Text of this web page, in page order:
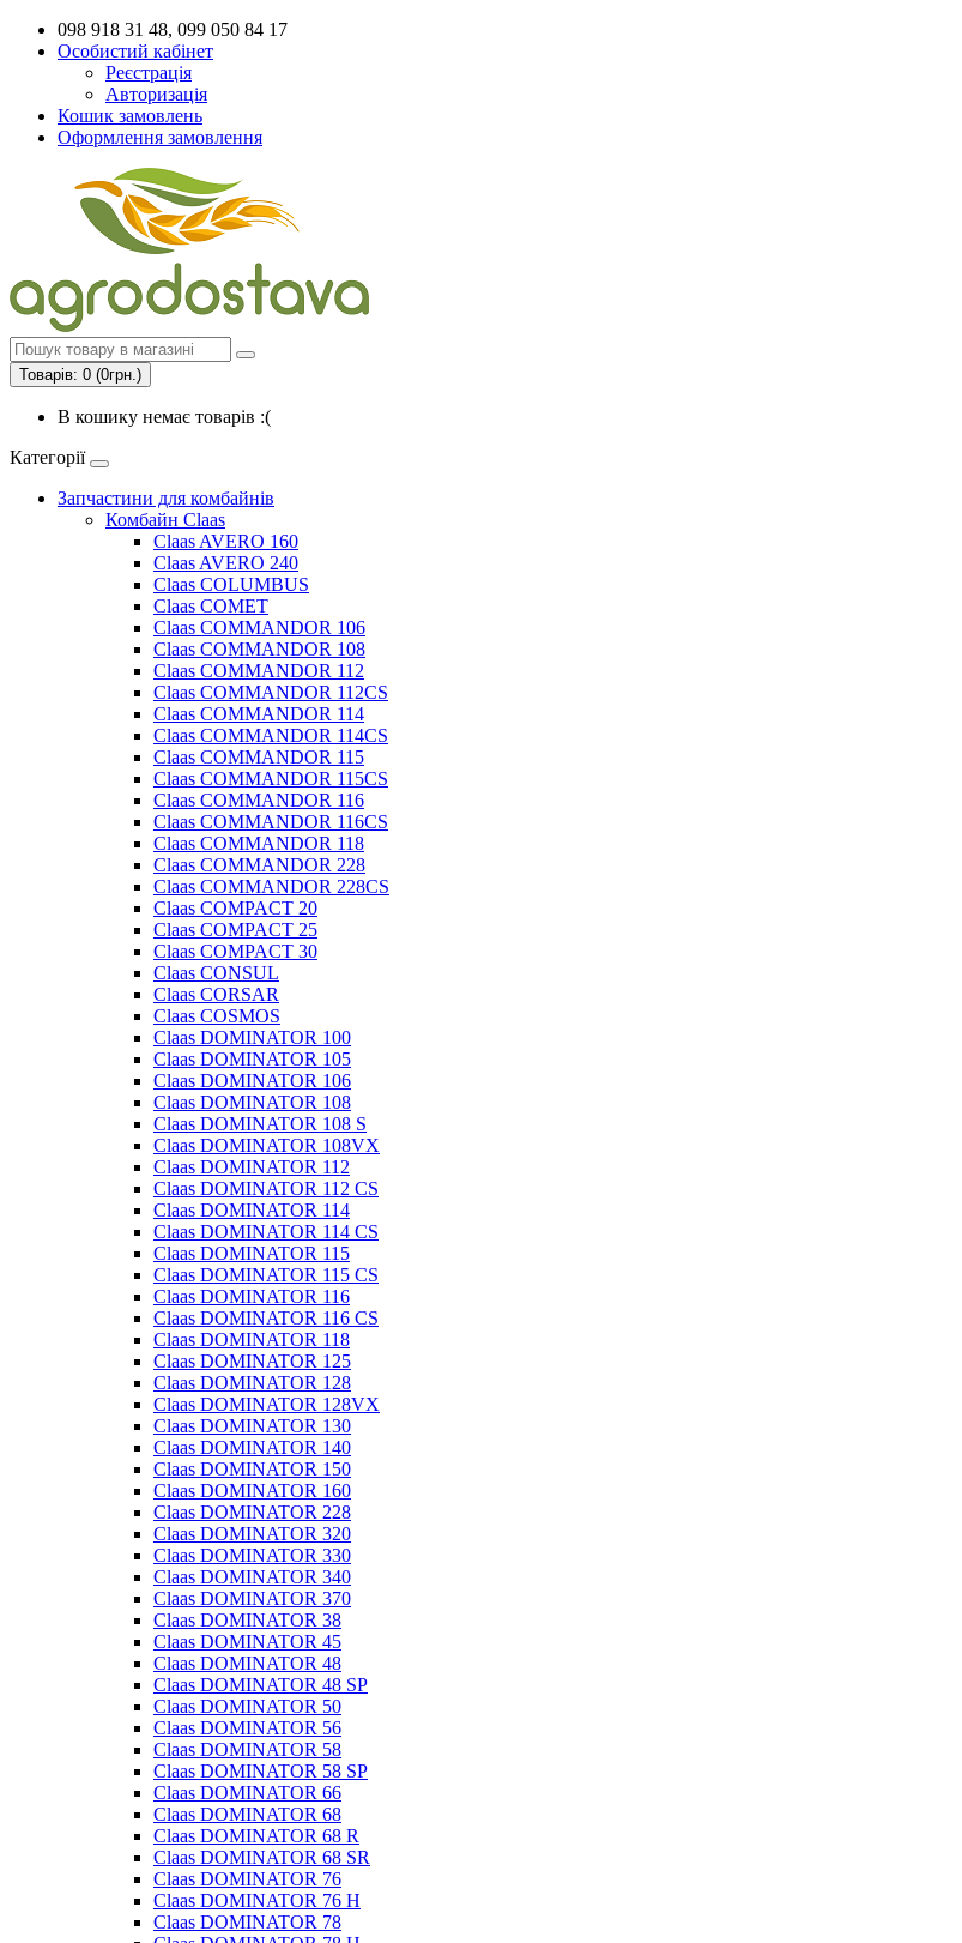
098 918 31 48, 099 050 84 17
Особистий кабінет
Реєстрація
Авторизація
Кошик замовлень
Оформлення замовлення
Товарів: 0 (0грн.)
В кошику немає товарів :(
Категорії
Запчастини для комбайнів
Комбайн Claas
Claas AVERO 160
Claas AVERO 240
Claas COLUMBUS
Claas COMET
Claas COMMANDOR 106
Claas COMMANDOR 108
Claas COMMANDOR 112
Claas COMMANDOR 112CS
Claas COMMANDOR 114
Claas COMMANDOR 114CS
Claas COMMANDOR 115
Claas COMMANDOR 115CS
Claas COMMANDOR 116
Claas COMMANDOR 116CS
Claas COMMANDOR 118
Claas COMMANDOR 228
Claas COMMANDOR 228CS
Claas COMPACT 20
Claas COMPACT 25
Claas COMPACT 30
Claas CONSUL
Claas CORSAR
Claas COSMOS
Claas DOMINATOR 100
Claas DOMINATOR 105
Claas DOMINATOR 106
Claas DOMINATOR 108
Claas DOMINATOR 108 S
Claas DOMINATOR 108VX
Claas DOMINATOR 112
Claas DOMINATOR 112 CS
Claas DOMINATOR 114
Claas DOMINATOR 114 CS
Claas DOMINATOR 115
Claas DOMINATOR 115 CS
Claas DOMINATOR 116
Claas DOMINATOR 116 CS
Claas DOMINATOR 118
Claas DOMINATOR 125
Claas DOMINATOR 128
Claas DOMINATOR 128VX
Claas DOMINATOR 130
Claas DOMINATOR 140
Claas DOMINATOR 150
Claas DOMINATOR 160
Claas DOMINATOR 228
Claas DOMINATOR 320
Claas DOMINATOR 330
Claas DOMINATOR 340
Claas DOMINATOR 370
Claas DOMINATOR 38
Claas DOMINATOR 45
Claas DOMINATOR 48
Claas DOMINATOR 48 SP
Claas DOMINATOR 50
Claas DOMINATOR 56
Claas DOMINATOR 58
Claas DOMINATOR 58 SP
Claas DOMINATOR 66
Claas DOMINATOR 68
Claas DOMINATOR 68 R
Claas DOMINATOR 68 SR
Claas DOMINATOR 76
Claas DOMINATOR 76 H
Claas DOMINATOR 78